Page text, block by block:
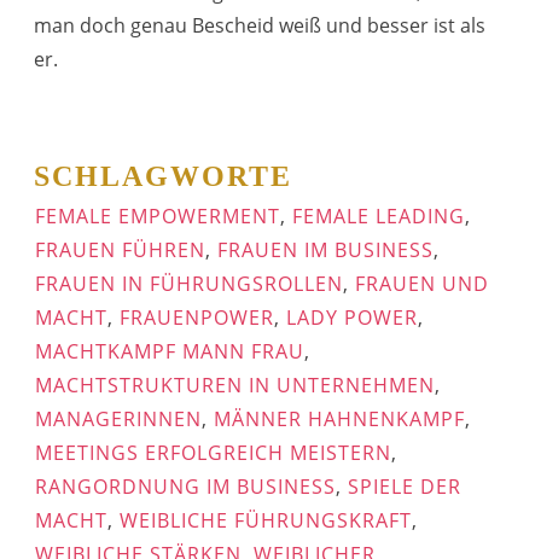
man doch genau Bescheid weiß und besser ist als
er.
SCHLAGWORTE
FEMALE EMPOWERMENT, FEMALE LEADING,
FRAUEN FÜHREN, FRAUEN IM BUSINESS,
FRAUEN IN FÜHRUNGSROLLEN, FRAUEN UND
MACHT, FRAUENPOWER, LADY POWER,
MACHTKAMPF MANN FRAU,
MACHTSTRUKTUREN IN UNTERNEHMEN,
MANAGERINNEN, MÄNNER HAHNENKAMPF,
MEETINGS ERFOLGREICH MEISTERN,
RANGORDNUNG IM BUSINESS, SPIELE DER
MACHT, WEIBLICHE FÜHRUNGSKRAFT,